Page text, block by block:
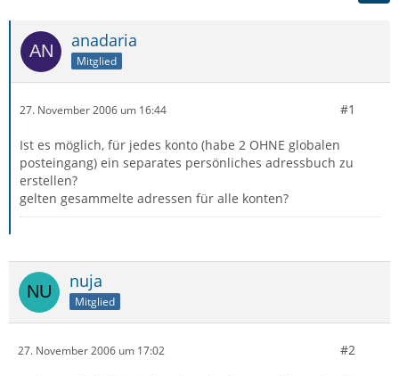
anadaria
Mitglied
27. November 2006 um 16:44 #1
Ist es möglich, für jedes konto (habe 2 OHNE globalen
posteingang) ein separates persönliches adressbuch zu
erstellen?
gelten gesammelte adressen für alle konten?
nuja
Mitglied
27. November 2006 um 17:02 #2